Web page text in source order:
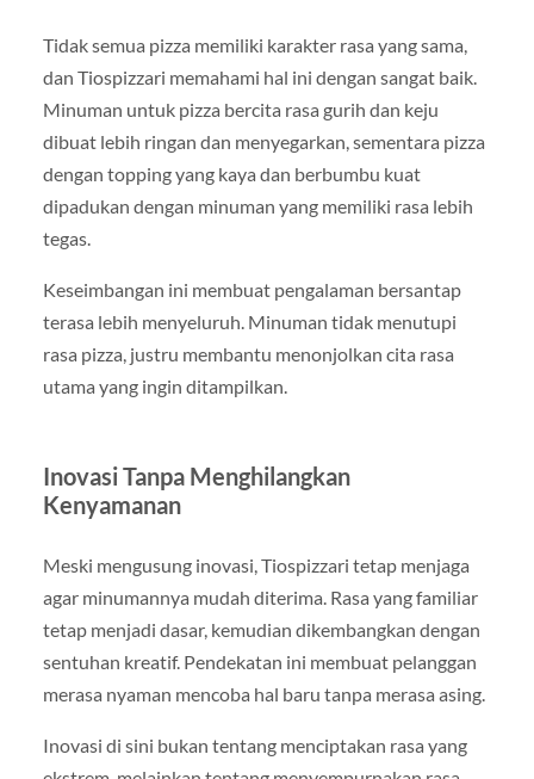
Tidak semua pizza memiliki karakter rasa yang sama,
dan Tiospizzari memahami hal ini dengan sangat baik.
Minuman untuk pizza bercita rasa gurih dan keju
dibuat lebih ringan dan menyegarkan, sementara pizza
dengan topping yang kaya dan berbumbu kuat
dipadukan dengan minuman yang memiliki rasa lebih
tegas.
Keseimbangan ini membuat pengalaman bersantap
terasa lebih menyeluruh. Minuman tidak menutupi
rasa pizza, justru membantu menonjolkan cita rasa
utama yang ingin ditampilkan.
Inovasi Tanpa Menghilangkan
Kenyamanan
Meski mengusung inovasi, Tiospizzari tetap menjaga
agar minumannya mudah diterima. Rasa yang familiar
tetap menjadi dasar, kemudian dikembangkan dengan
sentuhan kreatif. Pendekatan ini membuat pelanggan
merasa nyaman mencoba hal baru tanpa merasa asing.
Inovasi di sini bukan tentang menciptakan rasa yang